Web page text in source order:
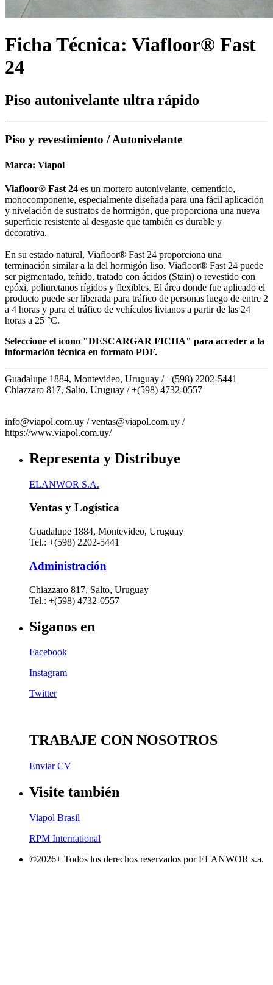
Ficha Técnica: Viafloor® Fast
24
Piso autonivelante ultra rápido
Piso y revestimiento / Autonivelante
Marca: Viapol
Viafloor® Fast 24 es un mortero autonivelante, cementício,
monocomponente, especialmente diseñada para una fácil aplicación
y nivelación de sustratos de hormigón, que proporciona una nueva
superficie resistente al desgaste que también es durable y
decorativa.
En su estado natural, Viafloor® Fast 24 proporciona una
terminación similar a la del hormigón liso. Viafloor® Fast 24 puede
ser pigmentado, teñido, tratado con ácidos (Stain) o revestido con
epóxi, poliuretanos rígidos y flexibles. El área donde fue aplicado el
producto puede ser liberada para tráfico de personas luego de entre 2
a 4 horas y para el tráfico de vehículos livianos a partir de las 24
horas a 25 °C.
Seleccione el ícono "DESCARGAR FICHA" para acceder a la
información técnica en formato PDF.
Guadalupe 1884, Montevideo, Uruguay /+(598) 2202-5441
Chiazzaro 817, Salto, Uruguay /+(598) 4732-0557
info@viapol.com.uy /ventas@viapol.com.uy /
https://www.viapol.com.uy/
Representa y Distribuye
ELANWOR S.A.
Ventas y Logística
Guadalupe 1884, Montevideo, Uruguay
Tel.: +(598) 2202-5441
Administración
Chiazzaro 817, Salto, Uruguay
Tel.: +(598) 4732-0557
Siganos en
Facebook
Instagram
Twitter
TRABAJE CON NOSOTROS
Enviar CV
Visite también
Viapol Brasil
RPM International
©2026+ Todos los derechos reservados por ELANWOR s.a.